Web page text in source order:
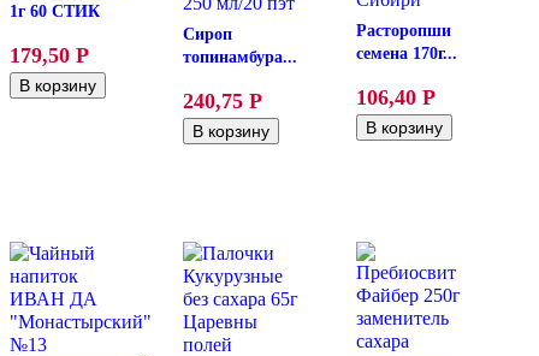
1г 60 СТИК
179,50 Р
Сироп
топинамбура...
240,75 Р
Расторопши
семена 170г...
106,40 Р